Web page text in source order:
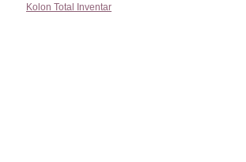
Kolon Total Inventar